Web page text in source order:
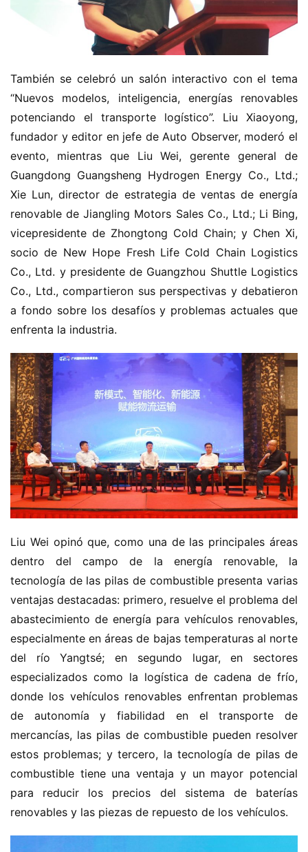
i
ó
n
d
u
e
v
a
e
n
r
g
í
Sign up
También se celebró un salón interactivo con el tema
“Nuevos modelos, inteligencia, energías renovables
potenciando el transporte logístico”. Liu Xiaoyong,
fundador y editor en jefe de Auto Observer, moderó el
evento, mientras que Liu Wei, gerente general de
Guangdong Guangsheng Hydrogen Energy Co., Ltd.;
Xie Lun, director de estrategia de ventas de energía
renovable de Jiangling Motors Sales Co., Ltd.; Li Bing,
vicepresidente de Zhongtong Cold Chain; y Chen Xi,
socio de New Hope Fresh Life Cold Chain Logistics
Co., Ltd. y presidente de Guangzhou Shuttle Logistics
Co., Ltd., compartieron sus perspectivas y debatieron
a fondo sobre los desafíos y problemas actuales que
enfrenta la industria.
Liu Wei opinó que, como una de las principales áreas
dentro del campo de la energía renovable, la
tecnología de las pilas de combustible presenta varias
ventajas destacadas: primero, resuelve el problema del
abastecimiento de energía para vehículos renovables,
especialmente en áreas de bajas temperaturas al norte
del río Yangtsé; en segundo lugar, en sectores
especializados como la logística de cadena de frío,
donde los vehículos renovables enfrentan problemas
de autonomía y fiabilidad en el transporte de
mercancías, las pilas de combustible pueden resolver
estos problemas; y tercero, la tecnología de pilas de
combustible tiene una ventaja y un mayor potencial
para reducir los precios del sistema de baterías
renovables y las piezas de repuesto de los vehículos.